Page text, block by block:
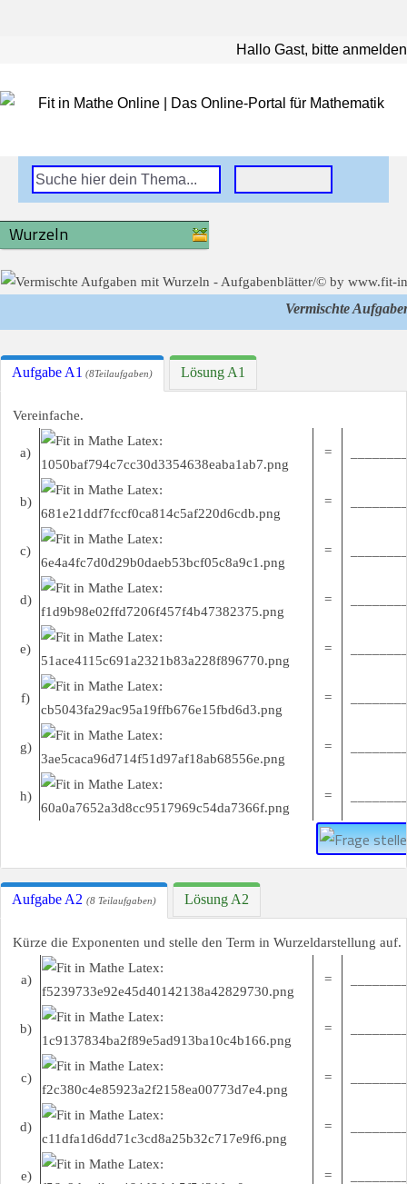
Hallo Gast, bitte anmelden
Wurzeln
Vermischte
Aufgabe A1 (8Teilaufgaben) Lösung A1
Vereinfache.
a) =
b) =
c) =
d) =
e) =
f) =
g) =
h) =
Aufgabe A2 (8 Teilaufgaben) Lösung A2
Kürze die Exponenten und stelle den Term in Wurzeldarstellung auf.
a) =
b) =
c) =
d) =
e) =